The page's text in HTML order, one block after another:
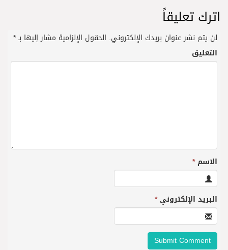
اترك تعليقاً
لن يتم نشر عنوان بريدك الإلكتروني. الحقول الإلزامية مشار إليها بـ*
التعليق
الاسم*
البريد الإلكتروني*